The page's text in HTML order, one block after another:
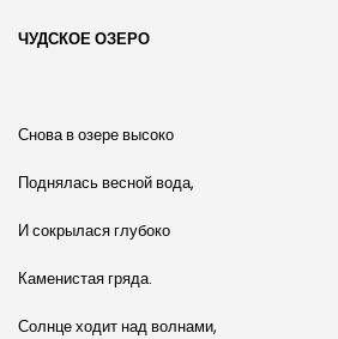
ЧУДСКОЕ ОЗЕРО
Снова в озере высоко
Поднялась весной вода,
И сокрылася глубоко
Каменистая гряда.
Солнце ходит над волнами,